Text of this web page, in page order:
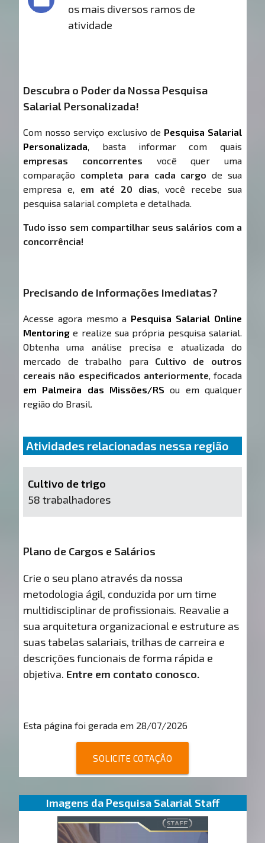
os mais diversos ramos de
atividade
Descubra o Poder da Nossa Pesquisa
Salarial Personalizada!
Com nosso serviço exclusivo de Pesquisa Salarial
Personalizada, basta informar com quais
empresas concorrentes você quer uma
comparação completa para cada cargo de sua
empresa e, em até 20 dias, você recebe sua
pesquisa salarial completa e detalhada.
Tudo isso sem compartilhar seus salários com a
concorrência!
Precisando de Informações Imediatas?
Acesse agora mesmo a Pesquisa Salarial Online
Mentoring e realize sua própria pesquisa salarial.
Obtenha uma análise precisa e atualizada do
mercado de trabalho para Cultivo de outros
cereais não especificados anteriormente, focada
em Palmeira das Missões/RS ou em qualquer
região do Brasil.
Atividades relacionadas nessa região
Cultivo de trigo
58 trabalhadores
Plano de Cargos e Salários
Crie o seu plano através da nossa
metodologia ágil, conduzida por um time
multidisciplinar de profissionais. Reavalie a
sua arquitetura organizacional e estruture as
suas tabelas salariais, trilhas de carreira e
descrições funcionais de forma rápida e
objetiva. Entre em contato conosco.
Esta página foi gerada em 28/07/2026
SOLICITE COTAÇÃO
Imagens da Pesquisa Salarial Staff